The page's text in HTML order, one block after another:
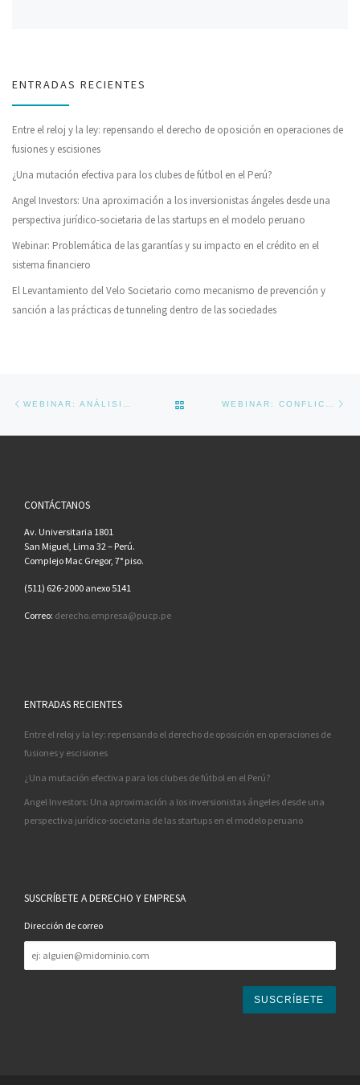
ENTRADAS RECIENTES
Entre el reloj y la ley: repensando el derecho de oposición en operaciones de
fusiones y escisiones
¿Una mutación efectiva para los clubes de fútbol en el Perú?
Angel Investors: Una aproximación a los inversionistas ángeles desde una
perspectiva jurídico-societaria de las startups en el modelo peruano
Webinar: Problemática de las garantías y su impacto en el crédito en el
sistema financiero
El Levantamiento del Velo Societario como mecanismo de prevención y
sanción a las prácticas de tunneling dentro de las sociedades
Navegador de artículos BACK TO POST LIST
CONTÁCTANOS
Av. Universitaria 1801
San Miguel, Lima 32 – Perú.
Complejo Mac Gregor, 7° piso.
(511) 626-2000 anexo 5141
Correo: derecho.empresa@pucp.pe
ENTRADAS RECIENTES
Entre el reloj y la ley: repensando el derecho de oposición en operaciones de
fusiones y escisiones
¿Una mutación efectiva para los clubes de fútbol en el Perú?
Angel Investors: Una aproximación a los inversionistas ángeles desde una
perspectiva jurídico-societaria de las startups en el modelo peruano
SUSCRÍBETE A DERECHO Y EMPRESA
Dirección de correo
de
correo